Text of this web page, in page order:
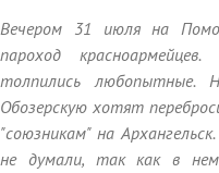
Вечером 31 июля на
пароход
толпились любопытные.
Обозерскую хотят
"союзникам" на
не думали, так как в нем